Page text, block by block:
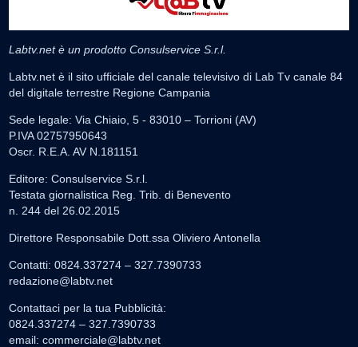
Labtv.net è un prodotto Consulservice S.r.l.
Labtv.net è il sito ufficiale del canale televisivo di Lab Tv canale 84
del digitale terrestre Regione Campania
Sede legale: Via Chiaio, 5 - 83010 – Torrioni (AV)
P.IVA 02757950643
Oscr. R.E.A. AV N.181151
Editore: Consulservice S.r.l.
Testata giornalistica Reg. Trib. di Benevento
n. 244 del 26.02.2015
Direttore Responsabile Dott.ssa Oliviero Antonella
Contatti: 0824.337274 – 327.7390733
redazione@labtv.net
Contattaci per la tua Pubblicità:
0824.337274 – 327.7390733
email: commerciale@labtv.net